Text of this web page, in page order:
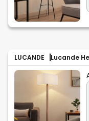
LUCANDE Lucande